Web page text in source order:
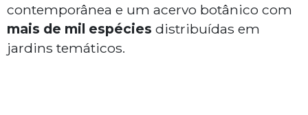
contemporânea e um acervo botânico com
mais de mil espécies distribuídas em
jardins temáticos.